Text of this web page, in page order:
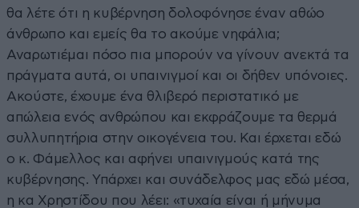
θα λέτε ότι η κυβέρνηση δολοφόνησε έναν αθώο
άνθρωπο και εμείς θα το ακούμε νηφάλια;
Αναρωτιέμαι πόσο πια μπορούν να γίνουν ανεκτά τα
πράγματα αυτά, οι υπαινιγμοί και οι δήθεν υπόνοιες.
Ακούστε, έχουμε ένα θλιβερό περιστατικό με
απώλεια ενός ανθρώπου και εκφράζουμε τα θερμά
συλλυπητήρια στην οικογένεια του. Και έρχεται εδώ
ο κ. Φάμελλος και αφήνει υπαινιγμούς κατά της
κυβέρνησης. Υπάρχει και συνάδελφος μας εδώ μέσα,
η κα Χρηστίδου που λέει: «τυχαία είναι ή μήνυμα